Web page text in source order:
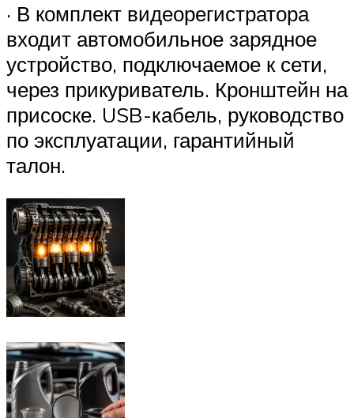
· В комплект видеорегистратора
входит автомобильное зарядное
устройство, подключаемое к сети,
через прикуриватель. Кронштейн на
присоске. USB-кабель, руководство
по эксплуатации, гарантийный
талон.